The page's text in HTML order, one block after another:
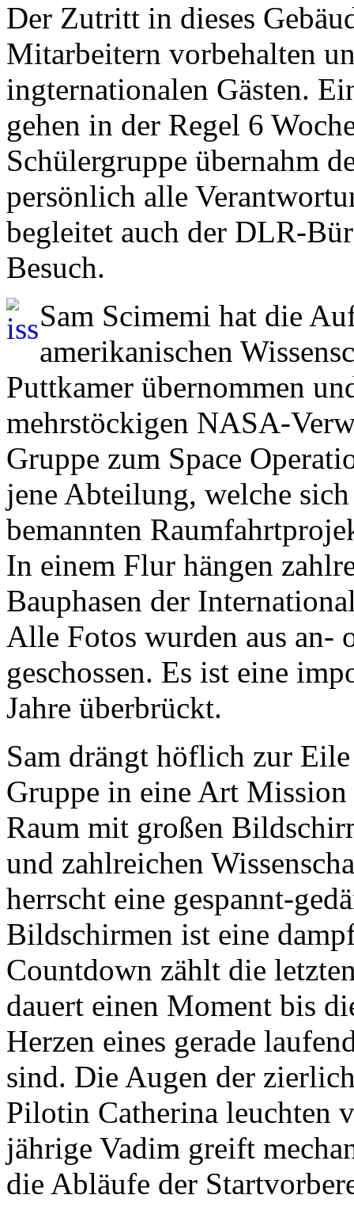
Der Zutritt in dieses
Mitarbeitern vorbehalten
ingternationalen Gästen.
gehen in der Regel 6
Schülergruppe übernahm
persönlich alle
begleitet auch der DLR-
Besuch.
Sam Scimemi hat die
amerikanischen
Puttkamer übernommen
mehrstöckigen NASA-
Gruppe zum Space
jene Abteilung, welche
bemannten
In einem Flur hängen
Bauphasen der
Alle Fotos wurden aus an-
geschossen. Es ist eine
Jahre überbrückt.
Sam drängt höflich zur
Gruppe in eine Art
Raum mit großen
und zahlreichen
herrscht eine gespannt-
Bildschirmen ist eine
Countdown zählt die
dauert einen Moment bis
Herzen eines gerade
sind. Die Augen der
Pilotin Catherina leuchten
jährige Vadim greift
die Abläufe der